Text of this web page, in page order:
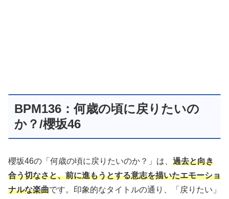
BPM136：何歳の頃に戻りたいの
か？/櫻坂46
櫻坂46の「何歳の頃に戻りたいのか？」は、 過去と向き
合う切なさと、前に進もうとする意志を描いたエモーショ
ナルな楽曲です。印象的なタイトルの通り、「戻りたい」